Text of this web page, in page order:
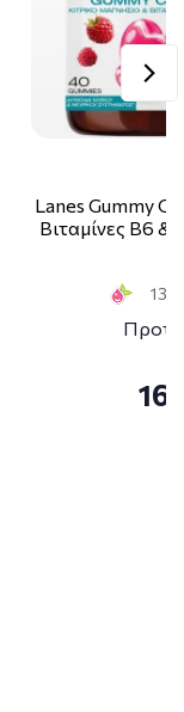
Lanes Gummy
Βιταμίνες Β6 &
13